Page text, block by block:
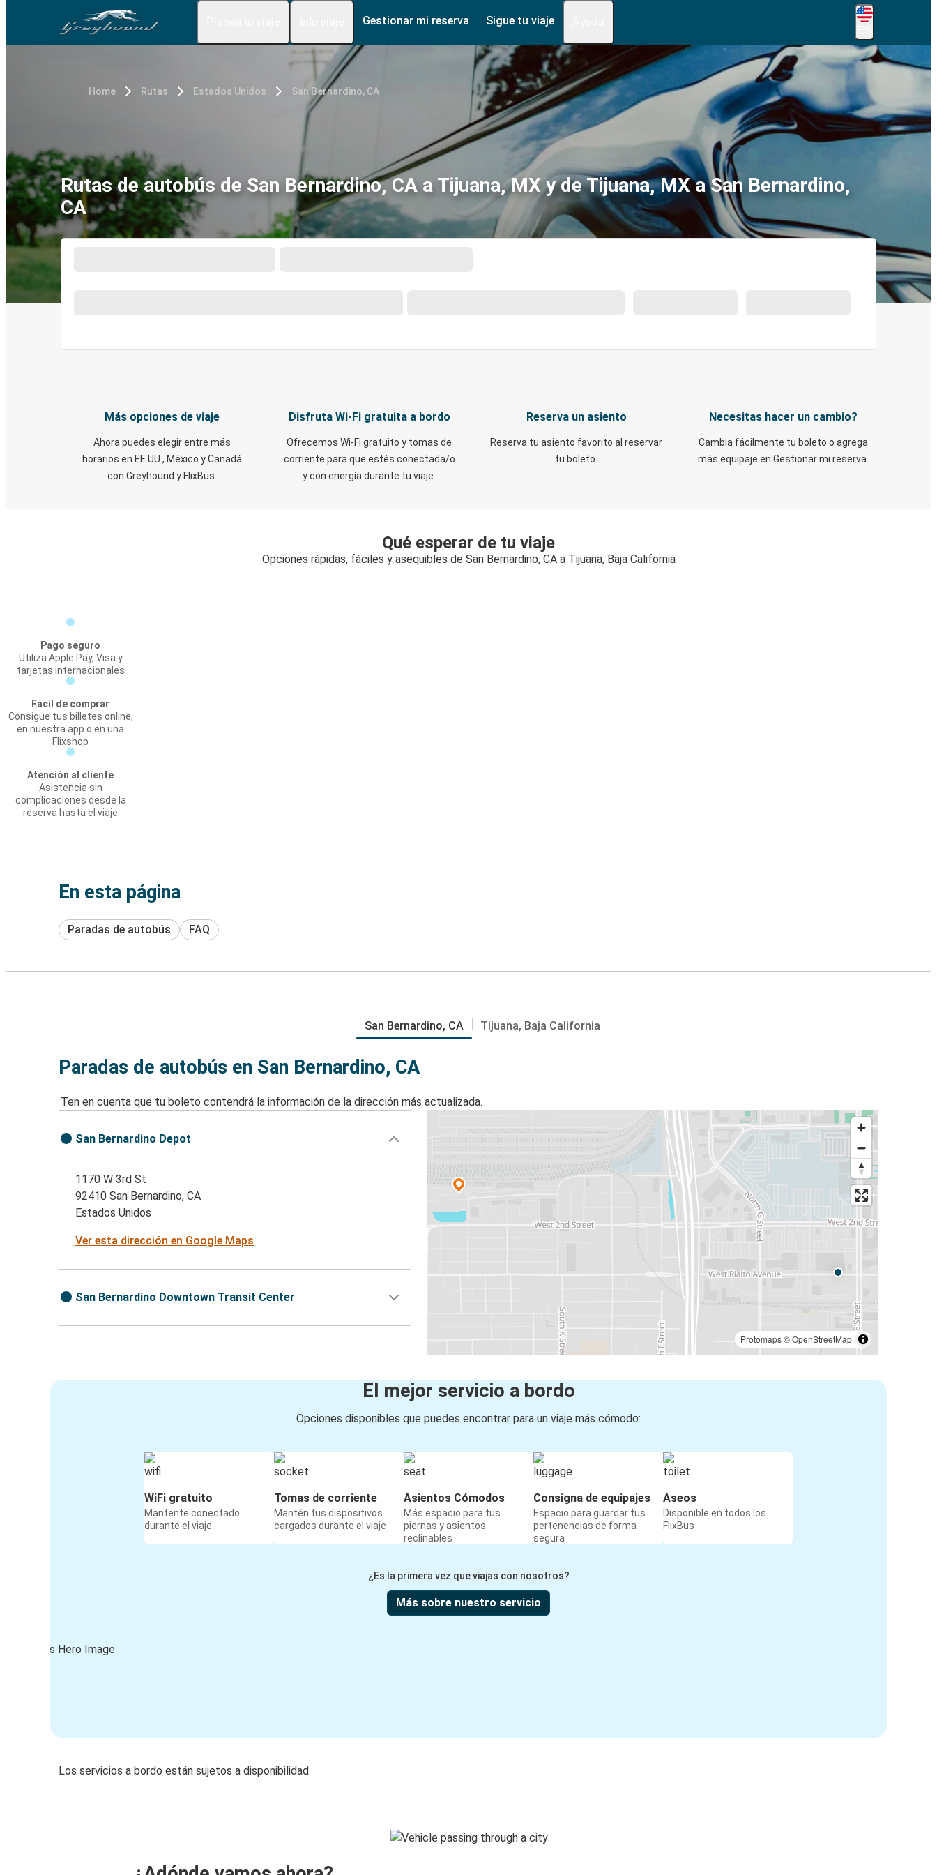
Gestionar mi reserva Sigue tu viaje
Home Rutas Estados Unidos San Bernardino, CA
Rutas de autobús de San Bernardino, CA a Tijuana, MX y de Tijuana, MX a San Bernardino,
CA
Más opciones de viaje
Ahora puedes elegir entre más
horarios en EE.UU., México y Canadá
con Greyhound y FlixBus.
Disfruta Wi-Fi gratuita a bordo
Ofrecemos Wi-Fi gratuito y tomas de
corriente para que estés conectada/o
y con energía durante tu viaje.
Reserva un asiento
Reserva tu asiento favorito al reservar
tu boleto.
Necesitas hacer un cambio?
Cambia fácilmente tu boleto o agrega
más equipaje en Gestionar mi reserva.
Qué esperar de tu viaje
Opciones rápidas, fáciles y asequibles de San Bernardino, CA a Tijuana, Baja California
Pago seguro
Utiliza Apple Pay, Visa y
tarjetas internacionales
Fácil de comprar
Consigue tus billetes online,
en nuestra app o en una
Flixshop
Atención al cliente
Asistencia sin
complicaciones desde la
reserva hasta el viaje
En esta página
Paradas de autobús FAQ
San Bernardino, CA Tijuana, Baja California
Paradas de autobús en San Bernardino, CA
Ten en cuenta que tu boleto contendrá la información de la dirección más actualizada.
Protomaps©OpenStreetMap
San Bernardino Depot
1170 W 3rd St
92410 San Bernardino, CA
Estados Unidos
Ver esta dirección en Google Maps
San Bernardino Downtown Transit Center
El mejor servicio a bordo
Opciones disponibles que puedes encontrar para un viaje más cómodo:
WiFi gratuito
Mantente conectado
durante el viaje
Tomas de corriente
Mantén tus dispositivos
cargados durante el viaje
Asientos Cómodos
Más espacio para tus
piernas y asientos
reclinables
Consigna de equipajes
Espacio para guardar tus
pertenencias de forma
segura
Aseos
Disponible en todos los
FlixBus
¿Es la primera vez que viajas con nosotros?
Más sobre nuestro servicio
Los servicios a bordo están sujetos a disponibilidad